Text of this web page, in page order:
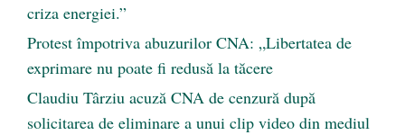
criza energiei.”
Protest împotriva abuzurilor CNA: „Libertatea de
exprimare nu poate fi redusă la tăcere
Claudiu Târziu acuză CNA de cenzură după
solicitarea de eliminare a unui clip video din mediul